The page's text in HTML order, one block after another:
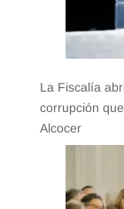
La Fiscalía
corrupción
Alcocer